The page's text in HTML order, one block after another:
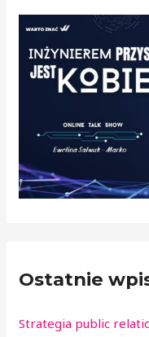
a
Ostatnie
Strategia public